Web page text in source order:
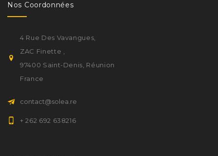
Nos Coordonnées
4 Rue Des Vavangues,
ZAC Finette ,
97400 Saint-Denis, Réunion
France
contact@solea.re
+ 262 692 638216